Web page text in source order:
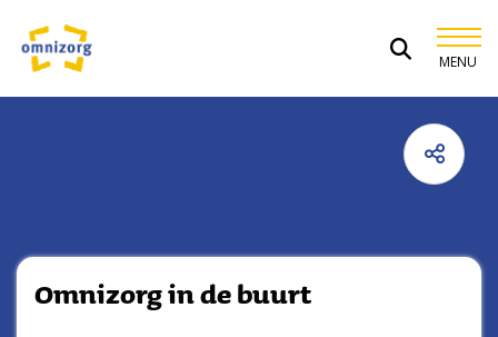
Spring naar content
Omnizorg
MENU
Omnizorg in de buurt